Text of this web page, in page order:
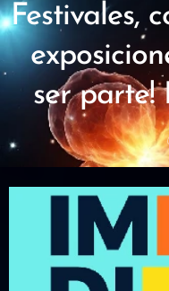
Festivales,
ser parte!